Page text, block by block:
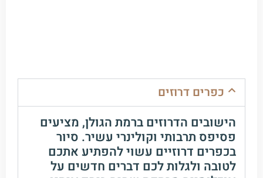
כפרים דרוזים
הישובים הדרוזים ברמת הגולן, מציעים
פסיפס תרבותי וקולינרי עשיר. סיור
בכפרים דרוזיים עשוי להפתיע אתכם
לטובה ולגלות לכם דברים חדשים על